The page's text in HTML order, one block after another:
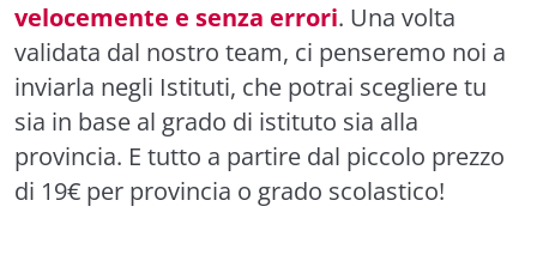
velocemente e senza errori. Una volta
validata dal nostro team, ci penseremo noi a
inviarla negli Istituti, che potrai scegliere tu
sia in base al grado di istituto sia alla
provincia. E tutto a partire dal piccolo prezzo
di 19€ per provincia o grado scolastico!